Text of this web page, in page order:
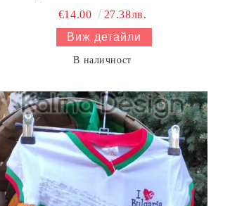
€14.00
27.38лв.
Виж детайли
В наличност